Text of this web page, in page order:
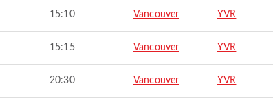
15:10 Vancouver YVR
15:15 Vancouver YVR
20:30 Vancouver YVR